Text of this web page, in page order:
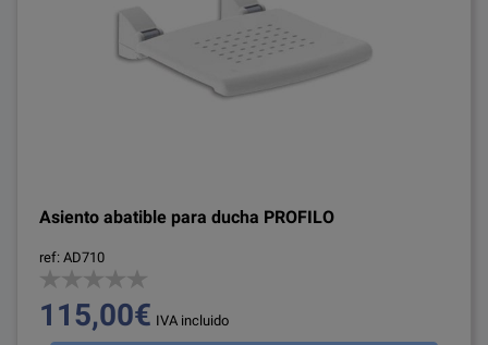
Asiento abatible para ducha PROFILO
ref: AD710
115,00€ IVA incluido